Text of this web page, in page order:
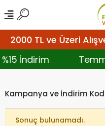
2000 TL ve Üzeri
İndirim
Kampanya ve İndirim
Sonuç bulunamadı.